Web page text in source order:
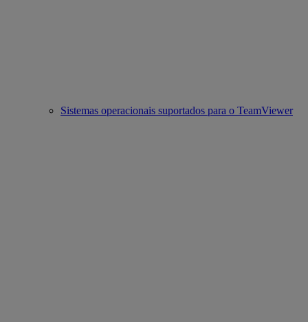
Sistemas operacionais suportados para o TeamViewer